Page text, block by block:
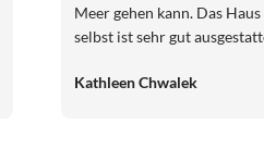
Meer gehen kann. Das Haus
selbst ist sehr gut
einen entspannten
Kathleen Chwalek